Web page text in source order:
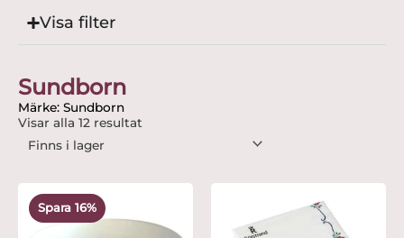
Visa filter
Sundborn
Märke: Sundborn
Visar alla 12 resultat
Spara 16%
ursprungliganuvarande
priset